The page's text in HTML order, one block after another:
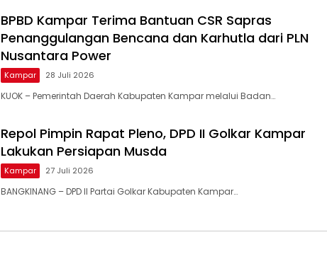
BPBD Kampar Terima Bantuan CSR Sapras
Penanggulangan Bencana dan Karhutla dari PLN
Nusantara Power
Kampar 28 Juli 2026
KUOK – Pemerintah Daerah Kabupaten Kampar melalui Badan…
Repol Pimpin Rapat Pleno, DPD II Golkar Kampar
Lakukan Persiapan Musda
Kampar 27 Juli 2026
BANGKINANG – DPD II Partai Golkar Kabupaten Kampar…